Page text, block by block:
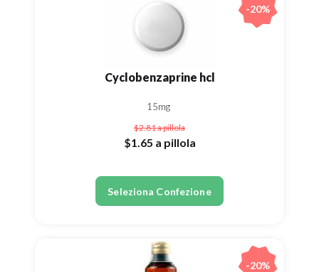
Cyclobenzaprine hcl
15mg
$2.81a pillola
$1.65 a pillola
Seleziona Confezione
-20%
-20%